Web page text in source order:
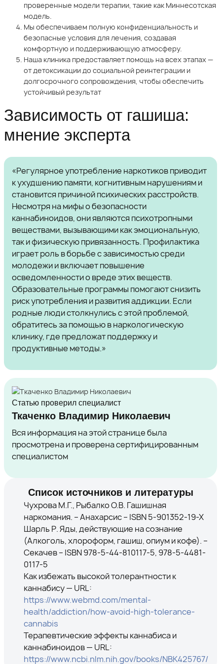
проверенные модели терапии, такие как Миннесотская
модель.
Мы обеспечиваем полную конфиденциальность и
безопасные условия для лечения, создавая
комфортную и поддерживающую атмосферу.
Наша клиника предоставляет помощь на всех этапах —
от детоксикации до социальной реинтеграции и
долгосрочного сопровождения, чтобы обеспечить
устойчивый результат
Зависимость от гашиша:
мнение эксперта
«Регулярное употребление наркотиков приводит
к ухудшению памяти, когнитивным нарушениям и
становится причиной психических расстройств.
Несмотря на мифы о безопасности
каннабиноидов, они являются психотропными
веществами, вызывающими как эмоциональную,
так и физическую привязанность. Профилактика
играет роль в борьбе с зависимостью среди
молодежи и включает повышение
осведомленности о вреде этих веществ.
Образовательные программы помогают снизить
риск употребления и развития аддикции. Если
родные люди столкнулись с этой проблемой,
обратитесь за помощью в наркологическую
клинику, где предложат поддержку и
продуктивные методы.»
Статью проверил специалист
Ткаченко Владимир Николаевич
Вся информация на этой странице была
просмотрена и проверена сертифицированным
специалистом
Список источников и литературы
Чухрова М.Г., Рыбалко О.В. Гашишная
наркомания. – Анахарсис – ISBN 5-901352-19-X
Шарль Р. Яды, действующие на сознание
(Алкоголь, хлороформ, гашиш, опиум и кофе). –
Секачев – ISBN 978-5-44-810117-5, 978-5-4481-
0117-5
Как избежать высокой толерантности к
каннабису — URL:
https://www.webmd.com/mental-
health/addiction/how-avoid-high-tolerance-
cannabis
Терапевтические эффекты каннабиса и
каннабиноидов — URL:
https://www.ncbi.nlm.nih.gov/books/NBK425767/